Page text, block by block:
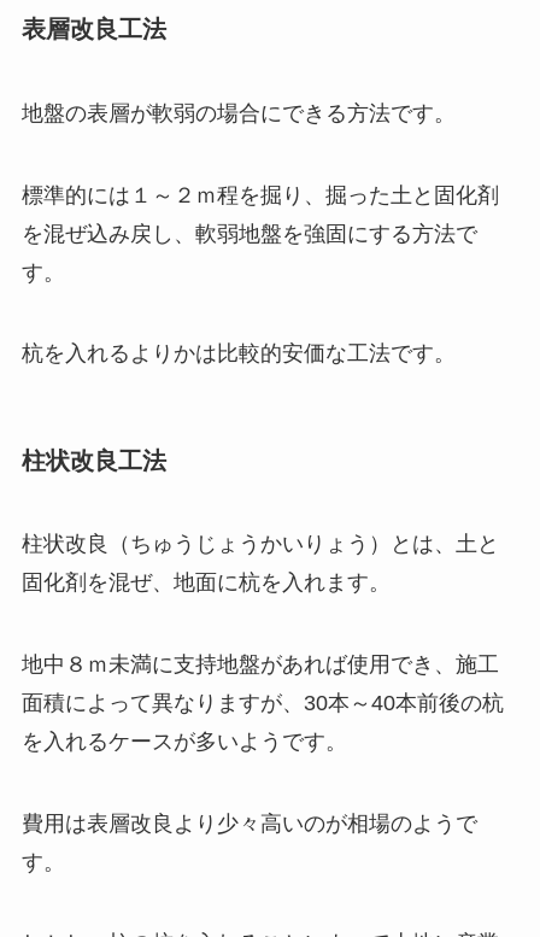
表層改良工法
地盤の表層が軟弱の場合にできる方法です。
標準的には１～２ｍ程を掘り、掘った土と固化剤
を混ぜ込み戻し、軟弱地盤を強固にする方法で
す。
杭を入れるよりかは比較的安価な工法です。
柱状改良工法
柱状改良（ちゅうじょうかいりょう）とは、土と
固化剤を混ぜ、地面に杭を入れます。
地中８ｍ未満に支持地盤があれば使用でき、施工
面積によって異なりますが、30本～40本前後の杭
を入れるケースが多いようです。
費用は表層改良より少々高いのが相場のようで
す。